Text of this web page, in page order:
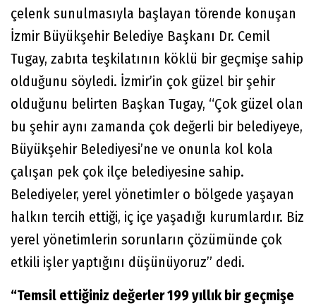
çelenk sunulmasıyla başlayan törende konuşan
İzmir Büyükşehir Belediye Başkanı Dr. Cemil
Tugay, zabıta teşkilatının köklü bir geçmişe sahip
olduğunu söyledi. İzmir’in çok güzel bir şehir
olduğunu belirten Başkan Tugay, “Çok güzel olan
bu şehir aynı zamanda çok değerli bir belediyeye,
Büyükşehir Belediyesi’ne ve onunla kol kola
çalışan pek çok ilçe belediyesine sahip.
Belediyeler, yerel yönetimler o bölgede yaşayan
halkın tercih ettiği, iç içe yaşadığı kurumlardır. Biz
yerel yönetimlerin sorunların çözümünde çok
etkili işler yaptığını düşünüyoruz” dedi.
“Temsil ettiğiniz değerler 199 yıllık bir geçmişe